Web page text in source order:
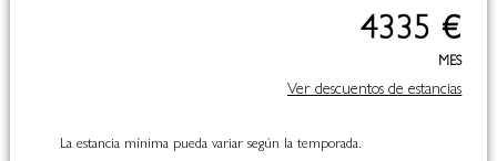
4335 €
MES
Ver descuentos de estancias
La estancia mínima pueda variar según la temporada.